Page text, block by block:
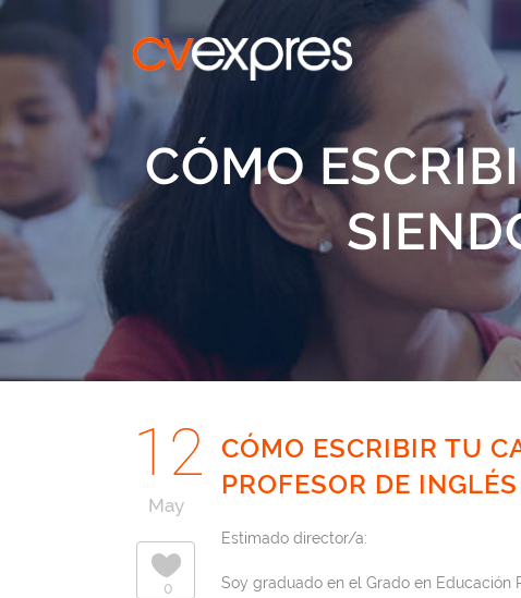
CÓMO
12
May
0
CÓMO ESCRIBIR TU
PROFESOR DE INGLÉS
Estimado director/a:
Soy graduado en el Grado en